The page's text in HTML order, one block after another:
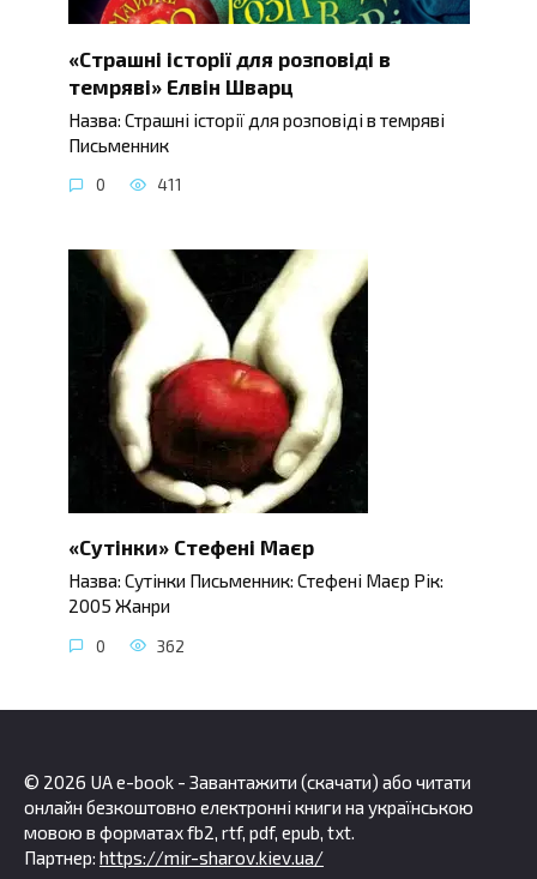
«Страшні історії для розповіді в
темряві» Елвін Шварц
Назва: Страшні історії для розповіді в темряві
Письменник
0 411
«Сутінки» Стефені Маєр
Назва: Сутінки Письменник: Стефені Маєр Рік:
2005 Жанри
0 362
© 2026 UA e-book - Завантажити (скачати) або читати
онлайн безкоштовно електронні книги на українською
мовою в форматах fb2, rtf, pdf, epub, txt.
Партнер: https://mir-sharov.kiev.ua/